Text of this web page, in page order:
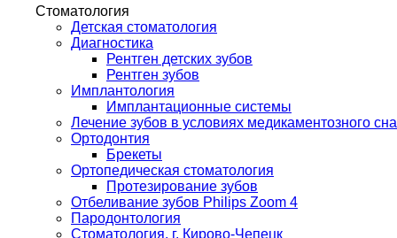
Стоматология
Детская стоматология
Диагностика
Рентген детских зубов
Рентген зубов
Имплантология
Имплантационные системы
Лечение зубов в условиях медикаментозного сна
Ортодонтия
Брекеты
Ортопедическая стоматология
Протезирование зубов
Отбеливание зубов Philips Zoom 4
Пародонтология
Стоматология, г. Кирово-Чепецк